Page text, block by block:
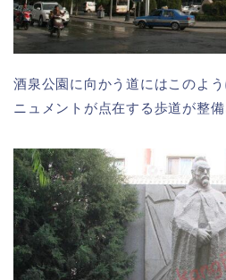
酒泉公園に向かう道にはこのよ
ニュメントが点在する歩道が整備